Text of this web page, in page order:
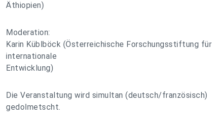
Äthiopien)
Moderation:
Karin Küblböck (Österreichische Forschungsstiftung für
internationale
Entwicklung)
Die Veranstaltung wird simultan (deutsch/französisch)
gedolmetscht.